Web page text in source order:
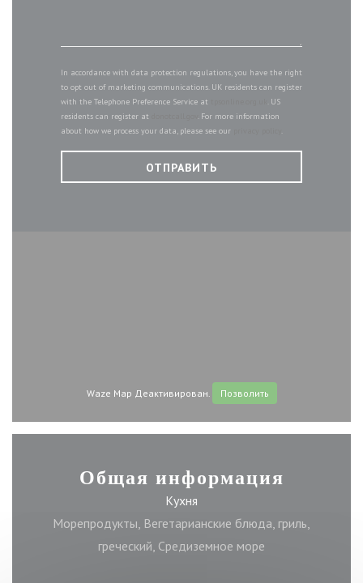
In accordance with data protection regulations, you have the right
to opt out of marketing communications. UK residents can register
with the Telephone Preference Service at
. US
residents can register at
. For more information
about how we process your data, please see our
.
Waze Map Деактивирован. Позволить
Общая информация
Кухня
Морепродукты, Вегетарианские блюда, гриль,
греческий, Средиземное море